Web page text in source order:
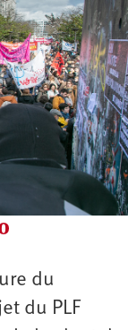
du
du PLF